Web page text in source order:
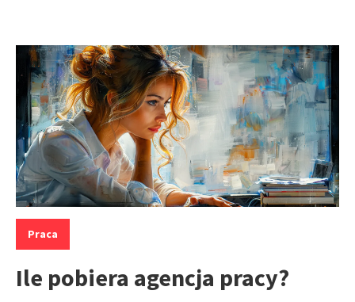
Kategorie:
Praca
Ile pobiera agencja pracy?